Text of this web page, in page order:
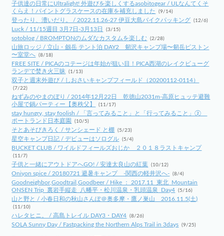
子供達の日常にUltralight! 外遊びを楽しくするasobitogear / ULなんてくそ
くらえ！パイントグラスケースの在庫を補充しました
(9/14)
登ったり、漕いだり。 / 2022.11.26-27 伊豆大島バイクパッキング (12/6)
Luck / 11/15週目 3月7日-3月13日 (3/15)
sotoblog / BROMPTONのムダなカスタムを楽しむ (2/28)
山旅ロッジ / 立山・劔岳 テント泊 DAY2 剱沢キャンプ場〜剱岳ピストン
〜室堂へ (8/18)
FREE SITE / PICAのコテージは年始が狙い目！PICA西湖のレイクビューグ
ランデで焚き火三昧
(1/13)
双子と週末外遊び / しおさいキャンプフィールド（20200112-0114）
(7/22)
ねずみのやまのぼり / 2014年12月22日 乾徳山2031m-高原ヒュッテ避難
小屋で鍋パーティー【奥秩父】
(11/17)
stay hungry, stay foolish / 「言ってみること」と「行ってみること」②
ポートランド日本庭園
(10/5)
そとあそびきろく / サンシェード と棚 (5/23)
星空キャンプ日記 / デビューはソログル (5/4)
BUCKET CLUB / ワイルドフィールズおじか ２０１８ラストキャンプ
(11/7)
子供と一緒にアウトドアへGO! / 安達太良山の紅葉 (10/12)
Oniyon spice / 20180721 避暑キャンプ -関西の軽井沢へ- (8/4)
Goodneighbor,Goodtrail,Goodbeer / Hike ： 2017.11_東北_Mountain
ONSEN Trip_裏岩手縦走_八幡平・松川温泉・乳頭温泉_Day4 (5/16)
山と野と / 小春日和の秋山さんぽ＠奥多摩・鷹ノ巣山 2016.11.5(土)
(11/10)
ハレタヒニ。 / 高島トレイル DAY3・DAY4 (8/26)
SOLA Sunny Day / Fastpacking the Northern Alps Trail in 3days (9/25)